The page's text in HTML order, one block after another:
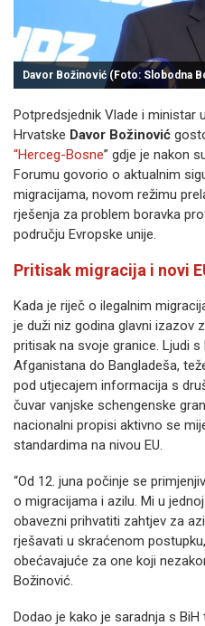
Davor Božinović (Foto: Slobodna
Potpredsjednik Vlade i ministar
Hrvatske Davor Božinović
“Herceg-Bosne” gdje je nakon
Forumu govorio o aktualnim
migracijama, novom režimu
rješenja za problem boravka
području Evropske unije.
Pritisak migracija i novi
Kada je riječ o ilegalnim
je duži niz godina glavni izazov
pritisak na svoje granice. Ljudi
Afganistana do Bangladeša,
pod utjecajem informacija s
čuvar vanjske schengenske
nacionalni propisi aktivno se
standardima na nivou EU.
“Od 12. juna počinje se
o migracijama i azilu. Mi u
obavezni prihvatiti zahtjev za
rješavati u skraćenom
obećavajuće za one koji
Božinović.
Dodao je kako je saradnja s